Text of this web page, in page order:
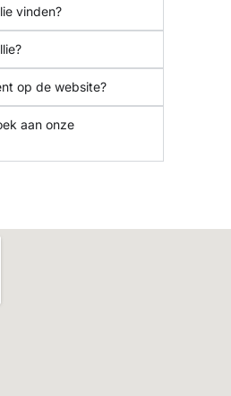
vinden?
op de website?
aan onze